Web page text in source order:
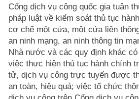
Cổng dịch vụ công quốc gia tuân
pháp luật về kiểm soát thủ tục
cơ chế một cửa, một cửa liên
an ninh mạng, an ninh thông tin
Nhà nước và các quy định khác có
việc thực hiện thủ tục hành chính
tử, dịch vụ công trực tuyến được
an toàn, hiệu quả; việc tổ chức